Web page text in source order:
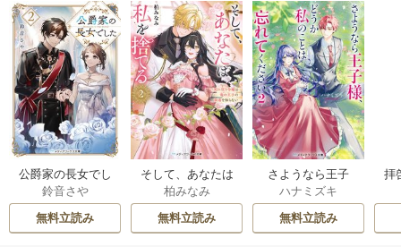
公爵家の長女でし
た
鈴音さや
無料立読み
そして、あなたは
私を捨てる
柏みなみ
無料立読み
さようなら王子
様、どうか私のこ
とは忘れてくださ
い
ハナミズキ
無料立読み
拝